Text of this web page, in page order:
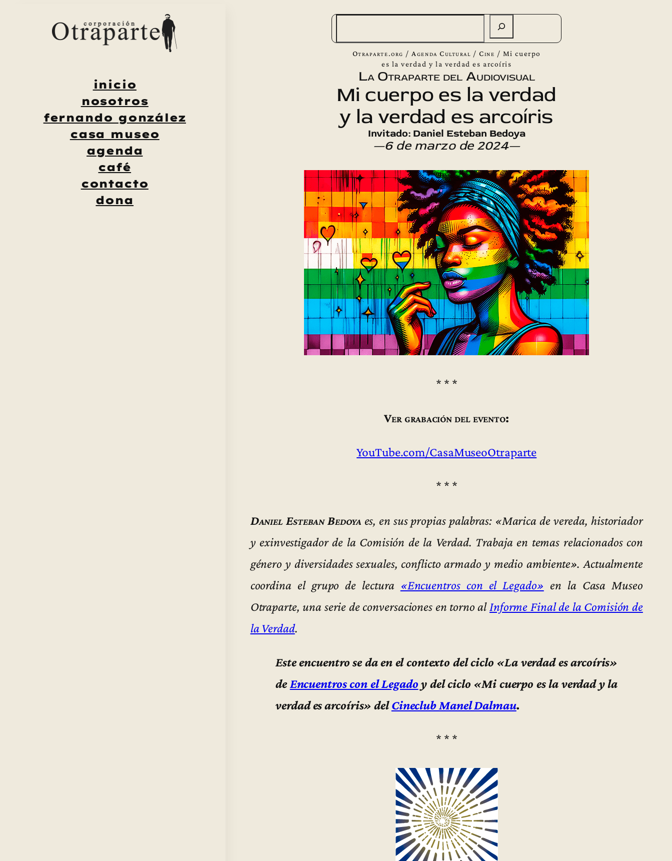
inicio
nosotros
fernando gonzález
casa museo
agenda
café
contacto
dona
Otraparte.org / Agenda Cultural /Cine / Mi cuerpo
es la verdad y la verdad es arcoíris
La Otraparte del Audiovisual
Mi cuerpo es la verdad
y la verdad es arcoíris
Invitado: Daniel Esteban Bedoya
—6 de marzo de 2024—
* * *
Ver grabación del evento:
YouTube.com/CasaMuseoOtraparte
* * *
Daniel Esteban Bedoya es, en sus propias palabras: «Marica de vereda, historiador
y exinvestigador de la Comisión de la Verdad. Trabaja en temas relacionados con
género y diversidades sexuales, conflicto armado y medio ambiente». Actualmente
coordina el grupo de lectura «Encuentros con el Legado» en la Casa Museo
Otraparte, una serie de conversaciones en torno al Informe Final de la Comisión de
la Verdad.
Este encuentro se da en el contexto del ciclo «La verdad es arcoíris»
deEncuentros con el Legado y del ciclo «Mi cuerpo es la verdad y la
verdad es arcoíris» delCineclub Manel Dalmau.
* * *